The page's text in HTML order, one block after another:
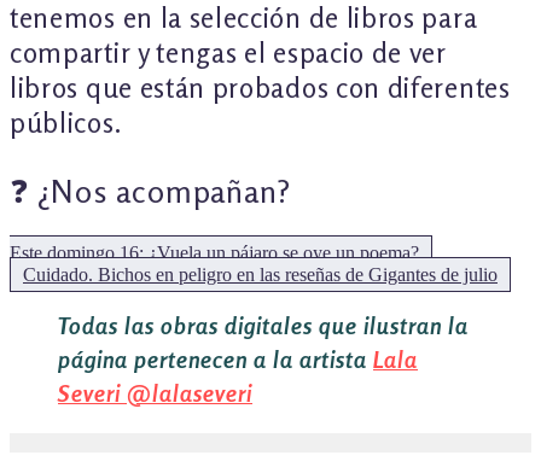
tenemos en la selección de libros para
compartir y tengas el espacio de ver
libros que están probados con diferentes
públicos.
❓ ¿Nos acompañan?
Este domingo 16: ¿Vuela un pájaro se oye un poema?
Siguiente:
Cuidado. Bichos en peligro en las reseñas de Gigantes de julio
Todas las obras digitales que ilustran la
página pertenecen a la artista Lala
Severi @lalaseveri